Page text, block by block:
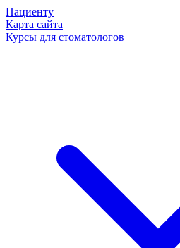
Пациенту
Карта сайта
Курсы для стоматологов